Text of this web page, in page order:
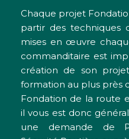
Chaque projet
partir des techniques
mises en œuvre
commanditaire est
création de son
formation au plus près
Fondation de la route
il vous est donc
une demande de